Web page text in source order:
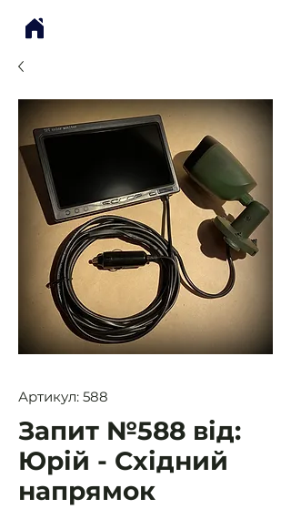
Артикул: 588
Запит №588 від:
Юрій - Східний
напрямок